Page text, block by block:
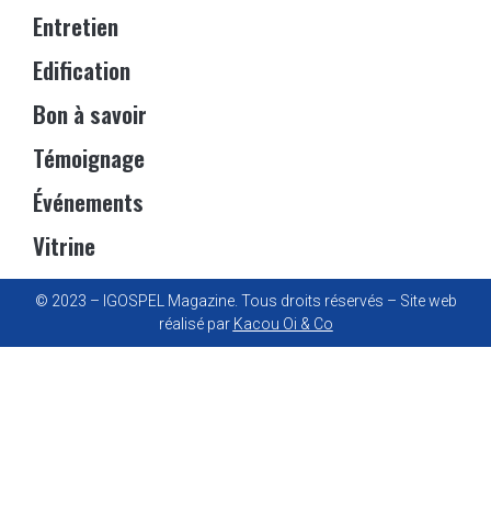
Entretien
Edification
Bon à savoir
Témoignage
Événements
Vitrine
© 2023 – IGOSPEL Magazine. Tous droits réservés – Site web
réalisé par Kacou Oi & Co